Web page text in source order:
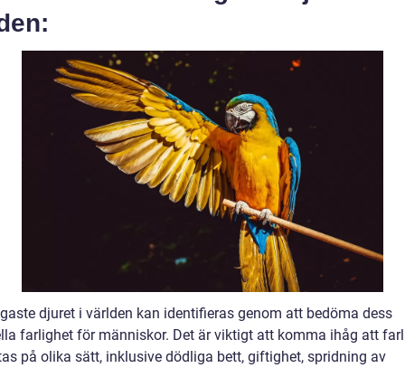
djuret i världen kan identifieras genom att bedöma dess
farlighet för människor. Det är viktigt att komma ihåg att
på olika sätt, inklusive dödliga bett, giftighet, spridning av